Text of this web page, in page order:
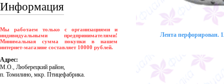
Информация
Мы работаем только с организациями и
индивидуальными предпринимателями!
Минимальная сумма покупки в нашем
интернет-магазине составляет 10000 рублей.
Адрес:
М.О., Люберецкий район,
п. Томилино, мкр. Птицефабрика.
Лента перфорирован.